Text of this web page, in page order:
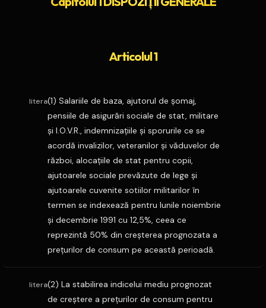
Articolul 1
litera(1) Salariile de baza, ajutorul de şomaj,
pensiile de asigurări sociale de stat, militare
şi I.O.V.R., indemnizaţiile şi sporurile ce se
acordă invalizilor, veteranilor şi văduvelor de
război, alocaţiile de stat pentru copii,
ajutoarele sociale prevăzute de lege şi
ajutoarele cuvenite sotiilor militarilor în
termen se indexează pentru lunile noiembrie
şi decembrie 1991 cu 12,5%, ceea ce
reprezintă 50% din creşterea prognozata a
preţurilor de consum pe această perioadă.
litera(2) La stabilirea indicelui mediu prognozat
de creştere a preţurilor de consum pentru